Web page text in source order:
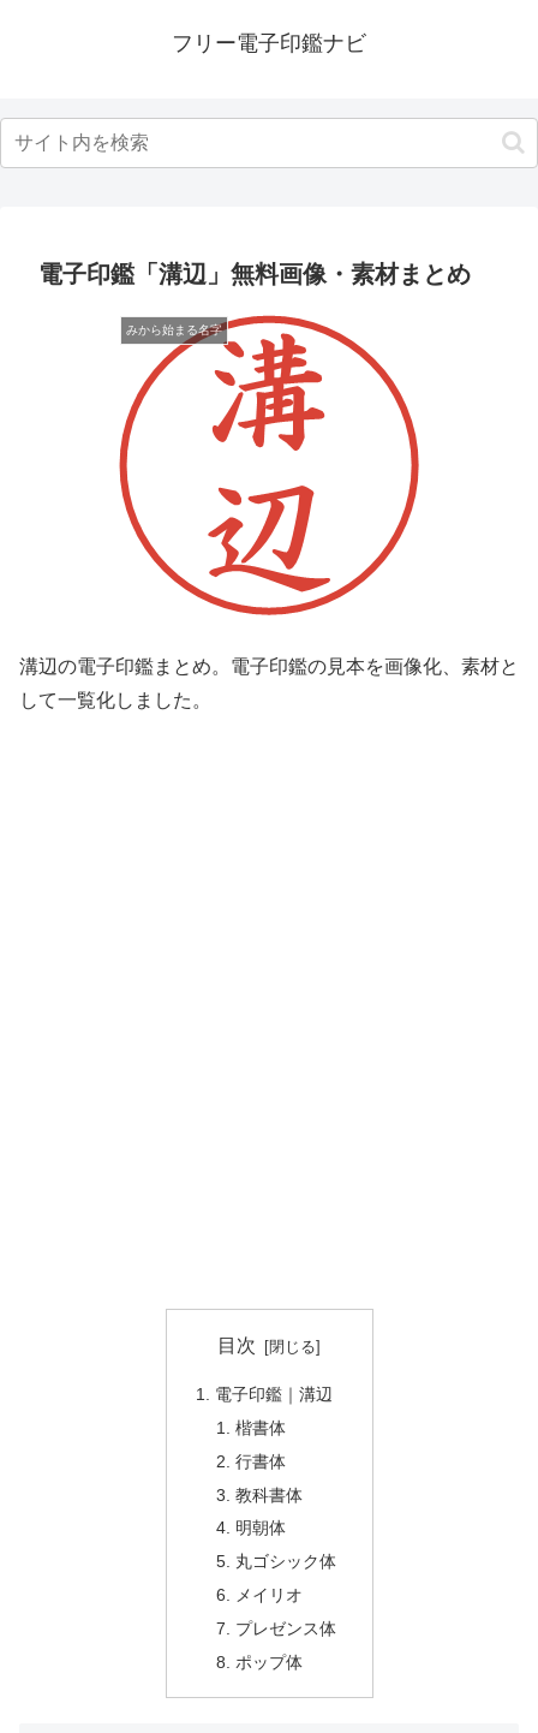
フリー電子印鑑ナビ
電子印鑑「溝辺」無料画像・素材まとめ
みから始まる名字
溝辺の電子印鑑まとめ。電子印鑑の見本を画像化、素材と
して一覧化しました。
目次
電子印鑑｜溝辺
楷書体
行書体
教科書体
明朝体
丸ゴシック体
メイリオ
プレゼンス体
ポップ体